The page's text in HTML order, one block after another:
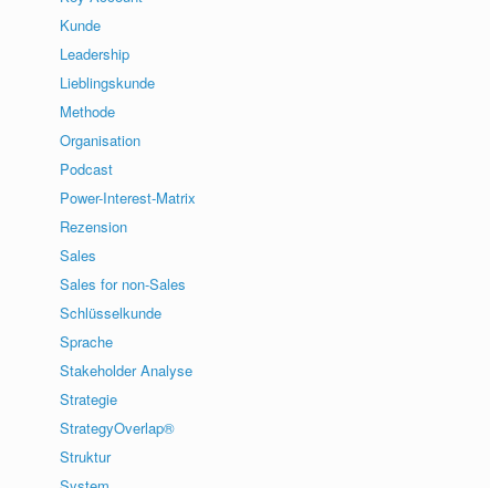
Kunde
Leadership
Lieblingskunde
Methode
Organisation
Podcast
Power-Interest-Matrix
Rezension
Sales
Sales for non-Sales
Schlüsselkunde
Sprache
Stakeholder Analyse
Strategie
StrategyOverlap®
Struktur